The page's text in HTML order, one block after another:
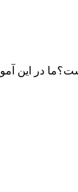
در این